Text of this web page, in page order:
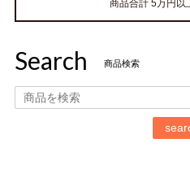
商品合計 5万円以
Search 商品検索